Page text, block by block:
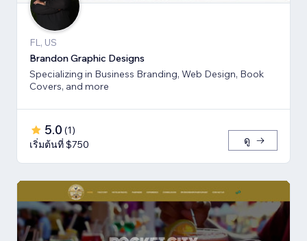
FL, US
Brandon Graphic Designs
Specializing in Business Branding, Web Design, Book
Covers, and more
5.0 (1)
เริ่มต้นที่ $750
ดู